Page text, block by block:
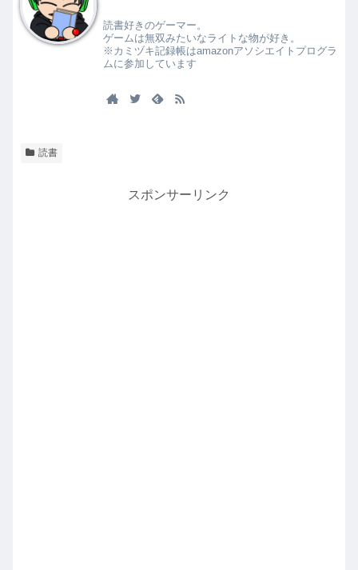
読書好きのゲーマー。
ゲームは無双みたいなライトな物が好き。
※カミヅキ記録帳はamazonアソシエイトプログラ
ムに参加しています
読書
スポンサーリンク